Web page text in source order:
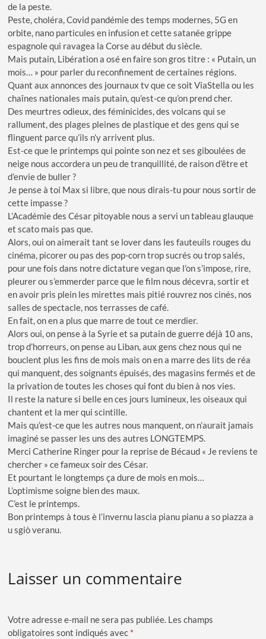
de la peste.
Peste, choléra, Covid pandémie des temps modernes, 5G en
orbite, nano particules en infusion et cette satanée grippe
espagnole qui ravagea la Corse au début du siècle.
Mais putain, Libération a osé en faire son gros titre : « Putain, un
mois… » pour parler du reconfinement de certaines régions.
Quant aux annonces des journaux tv que ce soit ViaStella ou les
chaînes nationales mais putain, qu’est-ce qu’on prend cher.
Des meurtres odieux, des féminicides, des volcans qui se
rallument, des plages pleines de plastique et des gens qui se
flinguent parce qu’ils n’y arrivent plus.
Est-ce que le printemps qui pointe son nez et ses giboulées de
neige nous accordera un peu de tranquillité, de raison d’être et
d’envie de buller ?
Je pense à toi Max si libre, que nous dirais-tu pour nous sortir de
cette impasse ?
L’Académie des César pitoyable nous a servi un tableau glauque
et scato mais pas que.
Alors, oui on aimerait tant se lover dans les fauteuils rouges du
cinéma, picorer ou pas des pop-corn trop sucrés ou trop salés,
pour une fois dans notre dictature vegan que l’on s’impose, rire,
pleurer ou s’emmerder parce que le film nous décevra, sortir et
en avoir pris plein les mirettes mais pitié rouvrez nos cinés, nos
salles de spectacle, nos terrasses de café.
En fait, on en a plus que marre de tout ce merdier.
Alors oui, on pense à la Syrie et sa putain de guerre déjà 10 ans,
trop d’horreurs, on pense au Liban, aux gens chez nous qui ne
bouclent plus les fins de mois mais on en a marre des lits de réa
qui manquent, des soignants épuisés, des magasins fermés et de
la privation de toutes les choses qui font du bien à nos vies.
Il reste la nature si belle en ces jours lumineux, les oiseaux qui
chantent et la mer qui scintille.
Mais qu’est-ce que les autres nous manquent, on n’aurait jamais
imaginé se passer les uns des autres LONGTEMPS.
Merci Catherine Ringer pour la reprise de Bécaud « Je reviens te
chercher » ce fameux soir des César.
Et pourtant le longtemps ça dure de mois en mois…
L’optimisme soigne bien des maux.
C’est le printemps.
Bon printemps à tous è l’invernu lascia pianu pianu a so piazza a
u sgiò veranu.
Laisser un commentaire
Votre adresse e-mail ne sera pas publiée. Les champs
obligatoires sont indiqués avec *